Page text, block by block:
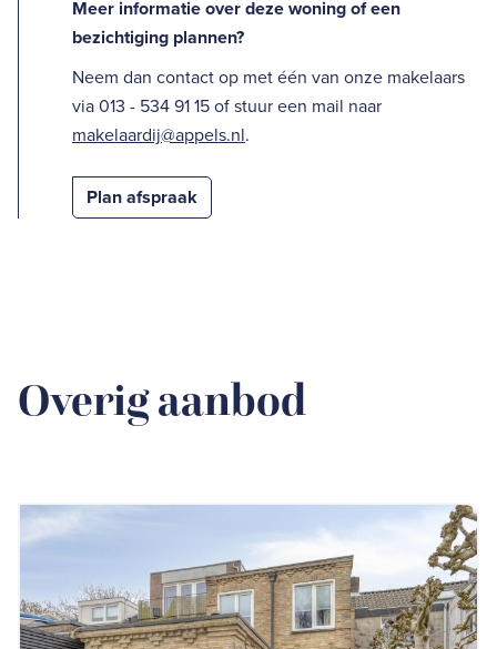
Meer informatie over deze woning of een
bezichtiging plannen?
Neem dan contact op met één van onze makelaars
via 013 - 534 91 15 of stuur een mail naar
makelaardij@appels.nl.
Plan afspraak
Overig aanbod